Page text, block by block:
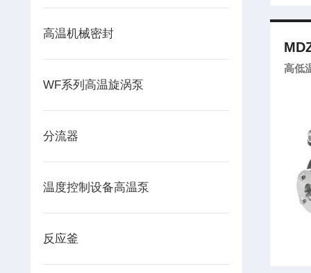
高温机械密封
WF系列高温旋涡泵
分流器
温度控制设备高温泵
反应釜
高低